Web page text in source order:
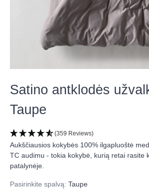
Satino antklodės
Taupe
(359 Reviews)
Aukščiausios kokybės 100% ilgapluoštė
TC audimu - tokia kokybė, kurią retai rasite
patalynėje.
Pasirinkite spalvą: Taupe